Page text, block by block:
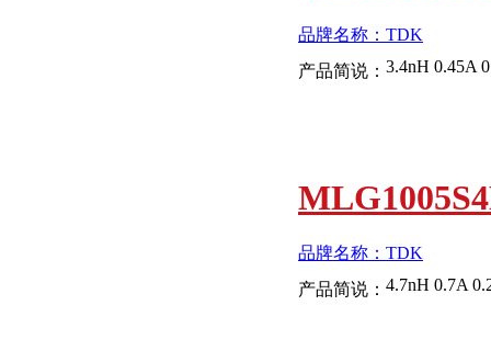
品牌名称：TDK
产品简说： 3.4nH 0.45A
品牌名称：TDK
产品简说： 4.7nH 0.7A